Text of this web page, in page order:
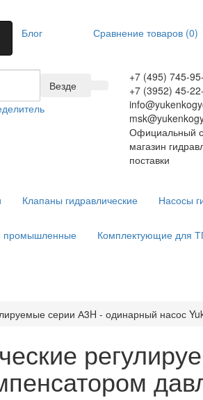
Блог Сравнение товаров (0)
+7 (495) 745-
+7 (3952) 45-
Официальный
магазин
поставки
Везде
Клапаны гидравлические Насосы
промышленные Комплектующие для
серии А3H - одинарный насос